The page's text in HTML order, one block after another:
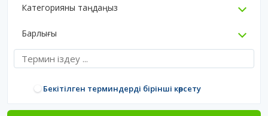
Категорияны таңдаңыз
Барлығы
Бекітілген терминдерді бірінші көрсету